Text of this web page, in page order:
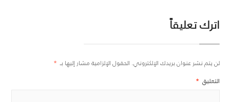
اترك تعليقاً
لن يتم نشر عنوان بريدك الإلكتروني. الحقول الإلزامية مشار إليها بـ *
التعليق *